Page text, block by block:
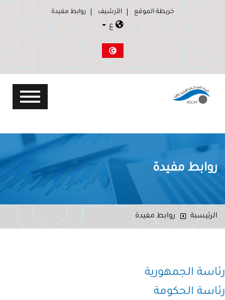
خريطة الموقع الأرشيف روابط مفيدة
ع
روابط مفيدة
الرئيسبة روابط مفيدة
رئاسة الجمهورية
رئاسة الحكومة